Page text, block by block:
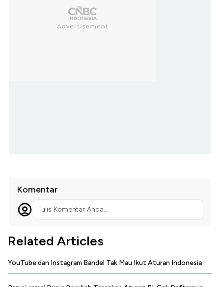
Komentar
Tulis Komentar Anda...
Related Articles
YouTube dan Instagram Bandel Tak Mau Ikut Aturan Indonesia